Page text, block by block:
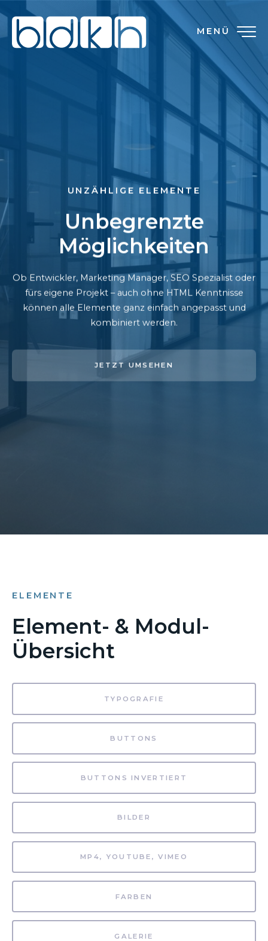
MENÜ
UNZÄHLIGE ELEMENTE
Unbegrenzte
Möglichkeiten
Ob Entwickler, Marketing Manager, SEO Spezialist oder
fürs eigene Projekt – auch ohne HTML Kenntnisse
können alle Elemente ganz einfach angepasst und
kombiniert werden.
JETZT UMSEHEN
ELEMENTE
Element- & Modul-
Übersicht
TYPOGRAFIE
BUTTONS
BUTTONS INVERTIERT
BILDER
MP4, YOUTUBE, VIMEO
FARBEN
GALERIE